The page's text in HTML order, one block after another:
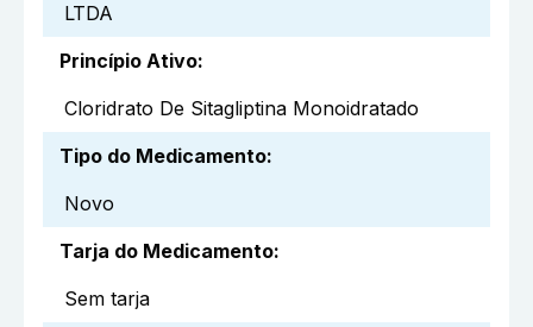
LTDA
Princípio Ativo:
Cloridrato De Sitagliptina Monoidratado
Tipo do Medicamento:
Novo
Tarja do Medicamento:
Sem tarja